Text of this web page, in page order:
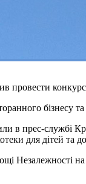
провести
бізнесу
в прес-службі
для дітей та
Незалежності